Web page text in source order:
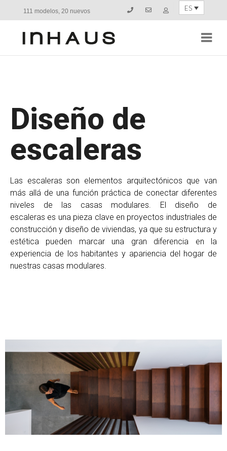
111 modelos, 20 nuevos ES
Diseño de
escaleras
Las escaleras son elementos arquitectónicos que van
más allá de una función práctica de conectar diferentes
niveles de las casas modulares. El diseño de
escaleras es una pieza clave en proyectos industriales de
construcción y diseño de viviendas, ya que su estructura y
estética pueden marcar una gran diferencia en la
experiencia de los habitantes y apariencia del hogar de
nuestras casas modulares.